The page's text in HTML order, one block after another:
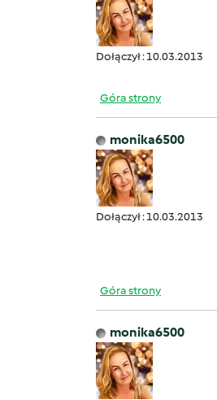
Dołączył : 10.03.2013
Góra strony
monika6500
Dołączył : 10.03.2013
Góra strony
monika6500